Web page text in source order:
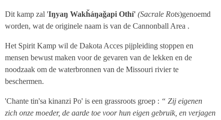
Dit kamp zal 'Iŋyaŋ Wakȟáŋaǧapi Othí' (Sacrale Rots)genoemd
worden, wat de originele naam is van de Cannonball Area .
Het Spirit Kamp wil de Dakota Acces pijpleiding stoppen en
mensen bewust maken voor de gevaren van de lekken en de
noodzaak om de waterbronnen van de Missouri rivier te
beschermen.
'Chante tin'sa kinanzi Po' is een grassroots groep : “ Zij eigenen
zich onze moeder, de aarde toe voor hun eigen gebruik, en verjagen